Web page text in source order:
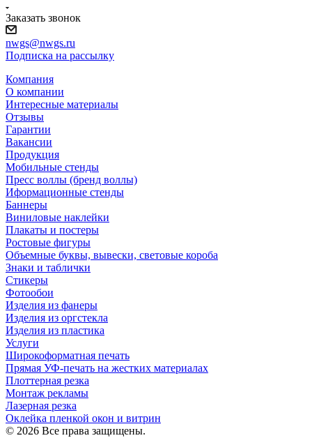
Заказать звонок
nwgs@nwgs.ru
Подписка на рассылку
Компания
О компании
Интересные материалы
Отзывы
Гарантии
Вакансии
Продукция
Мобильные стенды
Пресс воллы (бренд воллы)
Иформационные стенды
Баннеры
Виниловые наклейки
Плакаты и постеры
Ростовые фигуры
Объемные буквы, вывески, световые короба
Знаки и таблички
Стикеры
Фотообои
Изделия из фанеры
Изделия из оргстекла
Изделия из пластика
Услуги
Широкоформатная печать
Прямая УФ-печать на жестких материалах
Плоттерная резка
Монтаж рекламы
Лазерная резка
Оклейка пленкой окон и витрин
© 2026 Все права защищены.